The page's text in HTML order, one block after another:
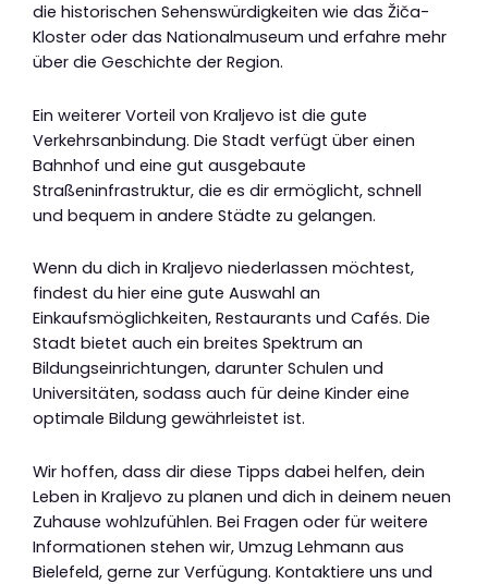
die historischen Sehenswürdigkeiten wie das Žiča-
Kloster oder das Nationalmuseum und erfahre mehr
über die Geschichte der Region.
Ein weiterer Vorteil von Kraljevo ist die gute
Verkehrsanbindung. Die Stadt verfügt über einen
Bahnhof und eine gut ausgebaute
Straßeninfrastruktur, die es dir ermöglicht, schnell
und bequem in andere Städte zu gelangen.
Wenn du dich in Kraljevo niederlassen möchtest,
findest du hier eine gute Auswahl an
Einkaufsmöglichkeiten, Restaurants und Cafés. Die
Stadt bietet auch ein breites Spektrum an
Bildungseinrichtungen, darunter Schulen und
Universitäten, sodass auch für deine Kinder eine
optimale Bildung gewährleistet ist.
Wir hoffen, dass dir diese Tipps dabei helfen, dein
Leben in Kraljevo zu planen und dich in deinem neuen
Zuhause wohlzufühlen. Bei Fragen oder für weitere
Informationen stehen wir, Umzug Lehmann aus
Bielefeld, gerne zur Verfügung. Kontaktiere uns und